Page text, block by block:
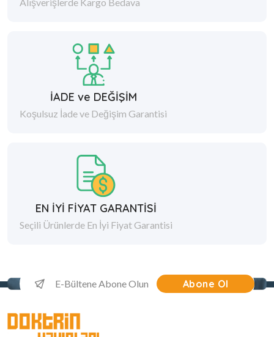
İADE ve DEĞİŞİM
Koşulsuz İade ve Değişim Garantisi
EN İYİ FİYAT GARANTİSİ
Seçili Ürünlerde En İyi Fiyat Garantisi
Abone Ol